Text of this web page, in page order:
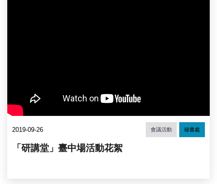
2019-09-26 會議活動 秘書處
「研講堂」臺中場活動花絮